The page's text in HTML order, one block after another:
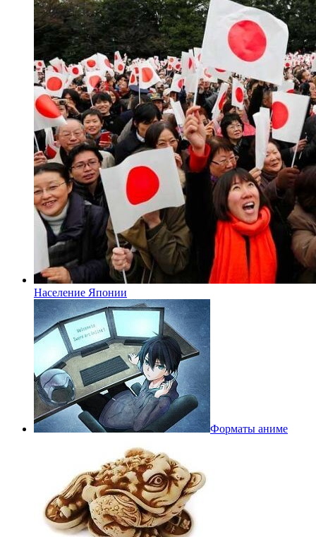
Население Японии
Форматы аниме